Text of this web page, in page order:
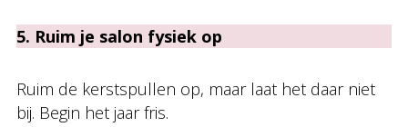
5. Ruim je salon fysiek op
Ruim de kerstspullen op, maar laat het daar niet
bij. Begin het jaar fris.